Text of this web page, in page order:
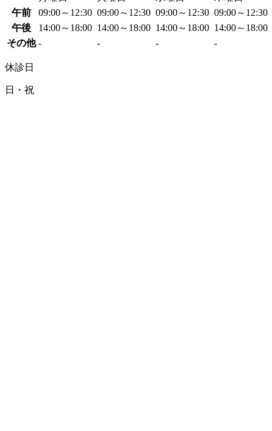
午前
09:00～12:30 09:00～12:30 09:00～12:30 09:00～12:30
午後
14:00～18:00 14:00～18:00 14:00～18:00 14:00～18:00
その他 - - - -
休診日
日・祝